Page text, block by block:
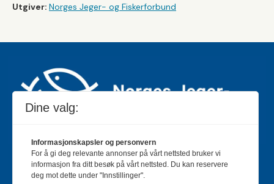
Utgiver: Norges Jeger- og Fiskerforbund
Jakt & Fiske er landets største og eldste magasin for
jakt- og fiskeinteresserte med 195 000 månedlige
Dine valg:
Informasjonskapsler og personvern
For å gi deg relevante annonser på vårt nettsted bruker vi
informasjon fra ditt besøk på vårt nettsted. Du kan reservere
deg mot dette under "Innstillinger".